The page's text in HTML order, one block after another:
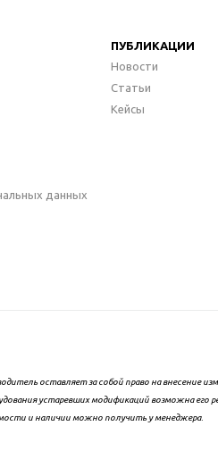
данных
ПУБЛИКАЦИИ
Новости
Статьи
Кейсы
оставляет за собой право на внесение
устаревших модификаций возможна
и наличии можно получить у менеджера.